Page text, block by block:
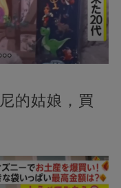
的姑娘，買